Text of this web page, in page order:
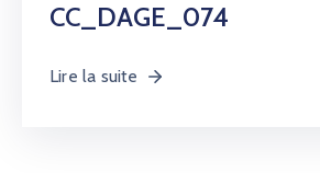
CC_DAGE_074
Lire la suite